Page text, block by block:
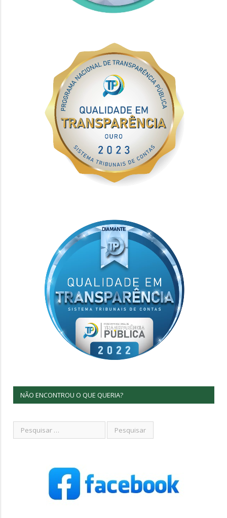
NÃO ENCONTROU O QUE QUERIA?